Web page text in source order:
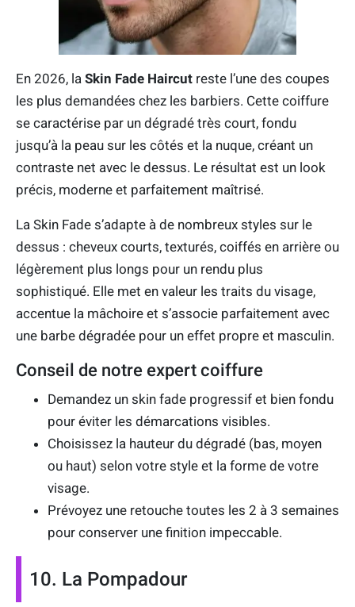
En 2026, la Skin Fade Haircut reste l’une des coupes
les plus demandées chez les barbiers. Cette coiffure
se caractérise par un dégradé très court, fondu
jusqu’à la peau sur les côtés et la nuque, créant un
contraste net avec le dessus. Le résultat est un look
précis, moderne et parfaitement maîtrisé.
La Skin Fade s’adapte à de nombreux styles sur le
dessus : cheveux courts, texturés, coiffés en arrière ou
légèrement plus longs pour un rendu plus
sophistiqué. Elle met en valeur les traits du visage,
accentue la mâchoire et s’associe parfaitement avec
une barbe dégradée pour un effet propre et masculin.
Conseil de notre expert coiffure
Demandez un skin fade progressif et bien fondu
pour éviter les démarcations visibles.
Choisissez la hauteur du dégradé (bas, moyen
ou haut) selon votre style et la forme de votre
visage.
Prévoyez une retouche toutes les 2 à 3 semaines
pour conserver une finition impeccable.
10. La Pompadour